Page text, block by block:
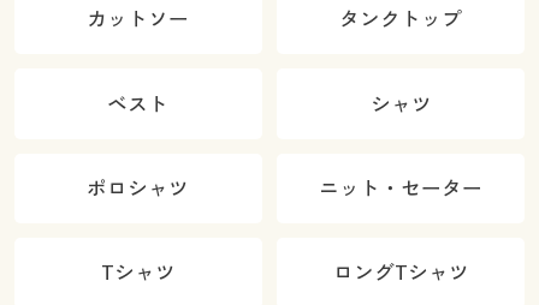
カットソー タンクトップ
ベスト シャツ
ポロシャツ ニット・セーター
Tシャツ ロングTシャツ